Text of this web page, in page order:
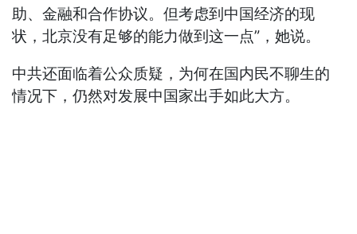
助、金融和合作协议。但考虑到中国经济的现
状，北京没有足够的能力做到这一点”，她说。
中共还面临着公众质疑，为何在国内民不聊生的
情况下，仍然对发展中国家出手如此大方。